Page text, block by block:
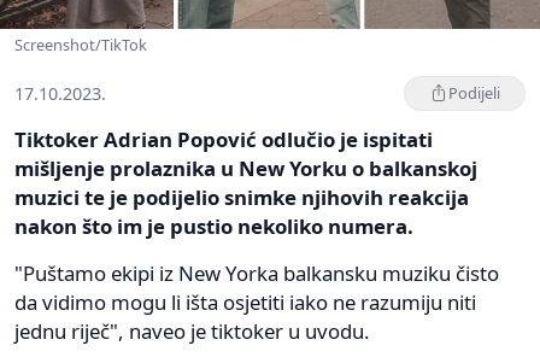
Screenshot/TikTok
17.10.2023. Podijeli
Tiktoker Adrian Popović odlučio je ispitati
mišljenje prolaznika u New Yorku o balkanskoj
muzici te je podijelio snimke njihovih reakcija
nakon što im je pustio nekoliko numera.
"Puštamo ekipi iz New Yorka balkansku muziku čisto
da vidimo mogu li išta osjetiti iako ne razumiju niti
jednu riječ", naveo je tiktoker u uvodu.